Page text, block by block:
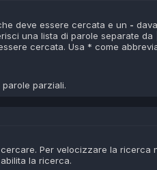
deve essere cercata e un -
una lista di parole separate da
cercata. Usa * come
parziali.
Per velocizzare la ricerca
la ricerca.